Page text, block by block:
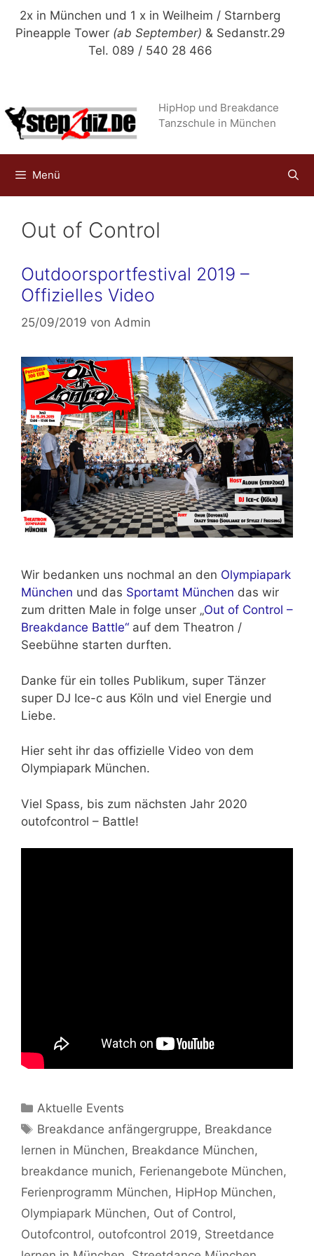
Zum
Inhalt
2x in München und 1 x in Weilheim / Starnberg
Pineapple Tower (ab September) & Sedanstr.29
Tel. 089 / 540 28 466
HipHop und Breakdance
Tanzschule in München
Menü
Out of Control
Outdoorsportfestival 2019 –
Offizielles Video
25/09/2019 von Admin
Wir bedanken uns nochmal an den Olympiapark
München und das Sportamt München das wir
zum dritten Male in folge unser „Out of Control –
Breakdance Battle“ auf dem Theatron /
Seebühne starten durften.
Danke für ein tolles Publikum, super Tänzer
super DJ Ice-c aus Köln und viel Energie und
Liebe.
Hier seht ihr das offizielle Video von dem
Olympiapark München.
Viel Spass, bis zum nächsten Jahr 2020
outofcontrol – Battle!
Kategorien
Aktuelle Events
Schlagwörter
Breakdance anfängergruppe, Breakdance
lernen in München, Breakdance München,
breakdance munich, Ferienangebote München,
Ferienprogramm München, HipHop München,
Olympiapark München, Out of Control,
Outofcontrol, outofcontrol 2019, Streetdance